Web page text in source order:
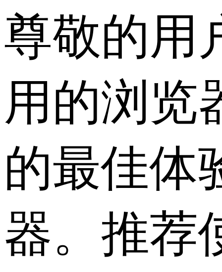
尊敬的用
用的浏览
的最佳体
器。推荐